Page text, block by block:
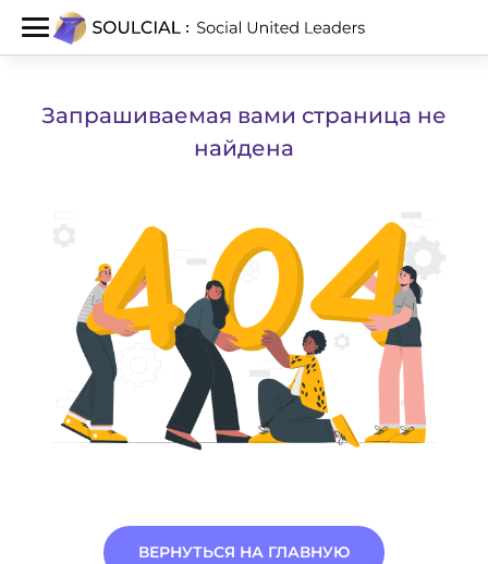
Запрашиваемая вами страница не
найдена
ВЕРНУТЬСЯ НА ГЛАВНУЮ